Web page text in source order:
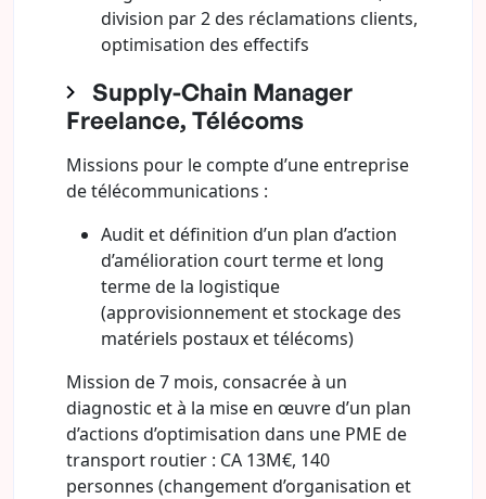
division par 2 des réclamations clients,
optimisation des effectifs
Supply-Chain Manager
Freelance, Télécoms
Missions pour le compte d’une entreprise
de télécommunications :
Audit et définition d’un plan d’action
d’amélioration court terme et long
terme de la logistique
(approvisionnement et stockage des
matériels postaux et télécoms)
Mission de 7 mois, consacrée à un
diagnostic et à la mise en œuvre d’un plan
d’actions d’optimisation dans une PME de
transport routier : CA 13M€, 140
personnes (changement d’organisation et